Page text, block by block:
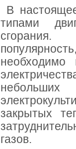
В
типами
необходимо
закрытых
газов.